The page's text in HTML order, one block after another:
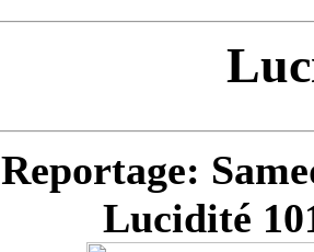
Reportage:
Lucidité